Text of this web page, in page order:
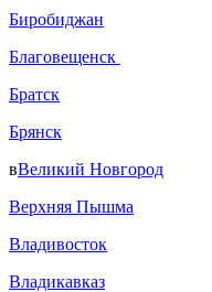
Биробиджан
Благовещенск
Братск
Брянск
вВеликий Новгород
Верхняя Пышма
Владивосток
Владикавказ